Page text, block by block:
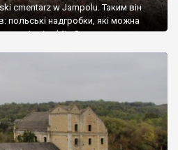
cmentarz w Jampolu. Таким він
польські надгробки, які можна
епітафії… Загалом цвинтар